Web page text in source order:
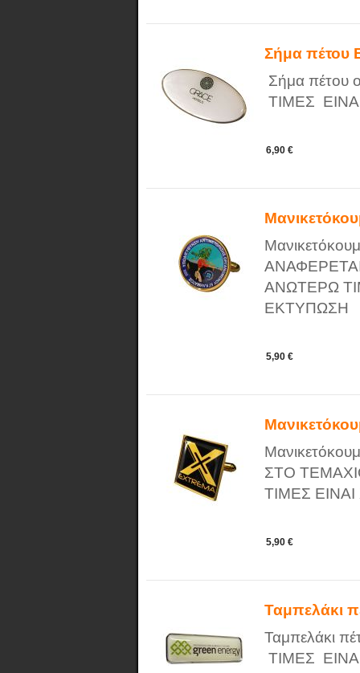
Σήμα πέτου
Σήμα πέτου
ΤΙΜΕΣ
6,90 €
ΑΝΩΤΕΡΩ
ΕΚΤΥΠΩΣΗ
5,90 €
ΣΤΟ
ΤΙΜΕΣ
5,90 €
Ταμπελάκι
Ταμπελάκι
ΤΙΜΕΣ